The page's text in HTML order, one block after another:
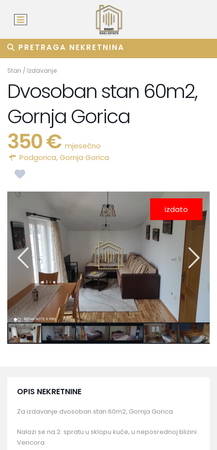
PRETRAGA NEKRETNINA
Stan / Izdavanje
Dvosoban stan 60m2,
Gornja Gorica
350 € mjesečno
Podgorica,Gornja Gorica
izdato
OPIS NEKRETNINE
Za izdavanje dvosoban stan 60m2, Gornja Gorica.
Nalazi se na 2. spratu u sklopu kuće, u neposrednoj blizini
Vencora.